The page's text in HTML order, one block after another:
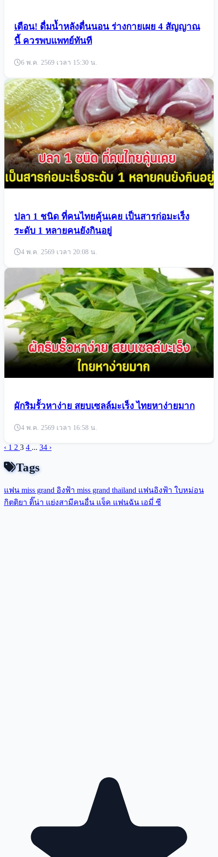
เตือน! ดื่มน้ำหลังตื่นนอน ร่างกายเผย 4 สัญญาณ
นี้ ควรพบแพทย์ทันที
6 พ.ค. 2569 เวลา 15:30 น.
ปลา 1 ชนิด ที่คนไทยคุ้นเคย เป็นสารก่อมะเร็ง
ระดับ 1 หลายคนยังกินอยู่
4 พ.ค. 2569 เวลา 20:08 น.
ผักริมรั้วหาง่าย สยบเซลล์มะเร็ง ไทยหาง่ายมาก
4 พ.ค. 2569 เวลา 16:58 น.
‹ 1 2 3 4 ... 34 ›
Tags
แฟน miss grand อิงฟ้า miss grand thailand แฟนอิงฟ้า ใบหม่อน
กิตติยา ติ๊น่า แย่งสามีคนอื่น แจ็ค แฟนฉัน เอมี่ ซี